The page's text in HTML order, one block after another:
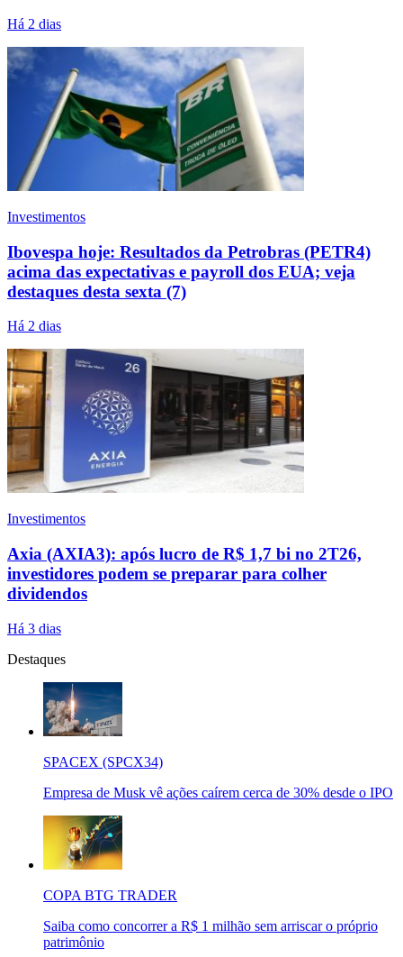
Há 2 dias
Investimentos
Ibovespa hoje: Resultados da Petrobras (PETR4)
acima das expectativas e payroll dos EUA; veja
destaques desta sexta (7)
Há 2 dias
Investimentos
Axia (AXIA3): após lucro de R$ 1,7 bi no 2T26,
investidores podem se preparar para colher
dividendos
Há 3 dias
Destaques
SPACEX (SPCX34)
Empresa de Musk vê ações caírem cerca de 30% desde o IPO
COPA BTG TRADER
Saiba como concorrer a R$ 1 milhão sem arriscar o próprio
patrimônio